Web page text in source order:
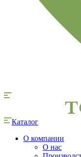
Каталог
О компании
О нас